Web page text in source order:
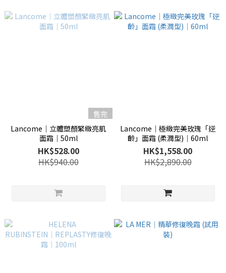
售完
Lancome│立體塑顏緊緻亮肌
面霜│50ml
HK$528.00
HK$940.00
Lancome│極緻完美玫瑰「逆
齡」面霜 (柔潤型)│60ml
HK$1,558.00
HK$2,890.00